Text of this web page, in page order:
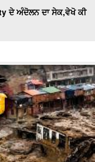
ਦੇ ਅੰਦੋਲਨ ਦਾ ਸੇਕ,ਵੇਖੋ ਕੀ